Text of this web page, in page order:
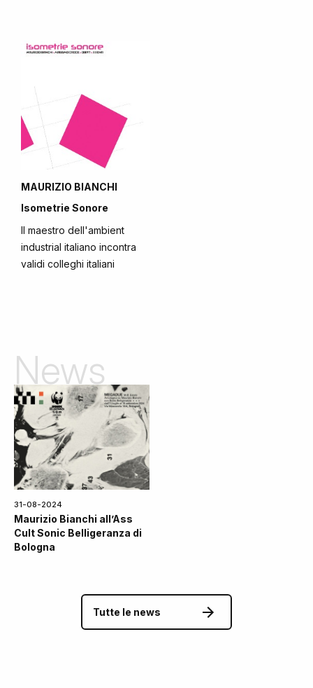
MAURIZIO BIANCHI
Isometrie Sonore
Il maestro dell'ambient
industrial italiano incontra
validi colleghi italiani
News
31-08-2024
Maurizio Bianchi all’Ass
Cult Sonic Belligeranza di
Bologna
Tutte le news